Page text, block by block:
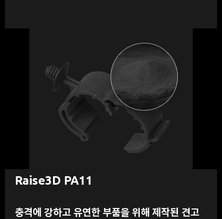
Raise3D PA11
충격에 강하고 유연한 부품을 위해 제작된 견고